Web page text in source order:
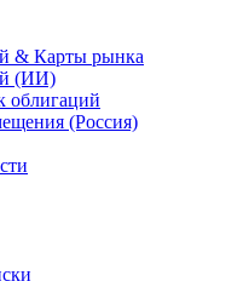
& Карты рынка
(ИИ)
облигаций
(Россия)